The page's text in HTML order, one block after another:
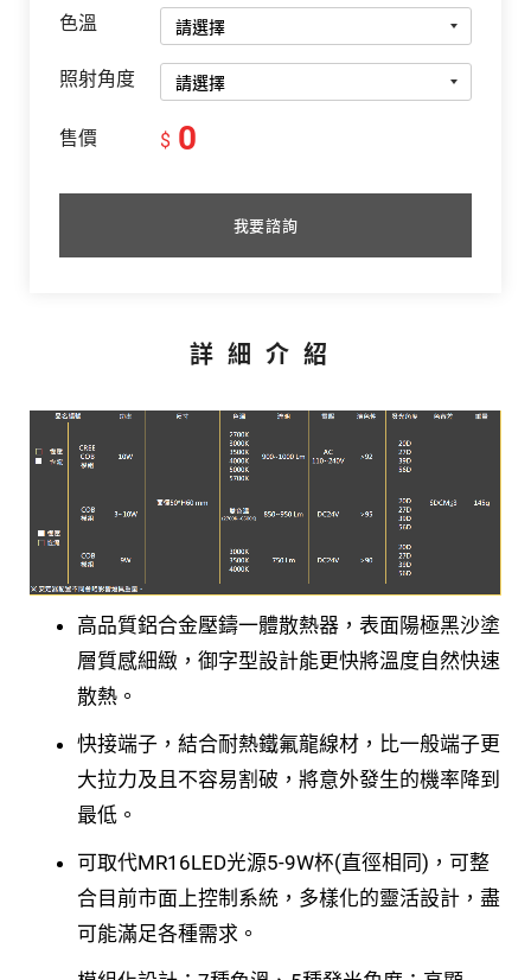
色溫
照射角度
售價 $ 0
我要諮詢
詳細介紹
高品質鋁合金壓鑄一體散熱器，表面陽極黑沙塗
層質感細緻，御字型設計能更快將溫度自然快速
散熱。
快接端子，結合耐熱鐵氟龍線材，比一般端子更
大拉力及且不容易割破，將意外發生的機率降到
最低。
可取代MR16LED光源5-9W杯(直徑相同)，可整
合目前市面上控制系統，多樣化的靈活設計，盡
可能滿足各種需求。